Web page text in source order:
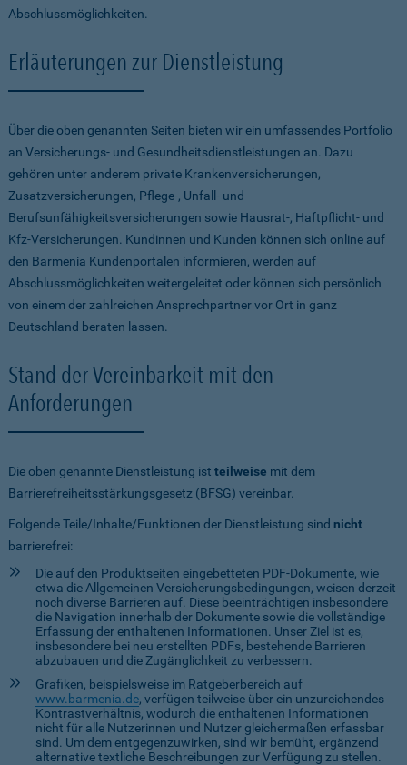
Abschlussmöglichkeiten.
Erläuterungen zur Dienstleistung
Über die oben genannten Seiten bieten wir ein umfassendes Portfolio
an Versicherungs- und Gesundheitsdienstleistungen an. Dazu
gehören unter anderem private Krankenversicherungen,
Zusatzversicherungen, Pflege-, Unfall- und
Berufsunfähigkeitsversicherungen sowie Hausrat-, Haftpflicht- und
Kfz-Versicherungen. Kundinnen und Kunden können sich online auf
den Barmenia Kundenportalen informieren, werden auf
Abschlussmöglichkeiten weitergeleitet oder können sich persönlich
von einem der zahlreichen Ansprechpartner vor Ort in ganz
Deutschland beraten lassen.
Stand der Vereinbarkeit mit den
Anforderungen
Die oben genannte Dienstleistung ist teilweise mit dem
Barrierefreiheitsstärkungsgesetz (BFSG) vereinbar.
Folgende Teile/Inhalte/Funktionen der Dienstleistung sind nicht
barrierefrei:
Die auf den Produktseiten eingebetteten PDF-Dokumente, wie
etwa die Allgemeinen Versicherungsbedingungen, weisen derzeit
noch diverse Barrieren auf. Diese beeinträchtigen insbesondere
die Navigation innerhalb der Dokumente sowie die vollständige
Erfassung der enthaltenen Informationen. Unser Ziel ist es,
insbesondere bei neu erstellten PDFs, bestehende Barrieren
abzubauen und die Zugänglichkeit zu verbessern.
Grafiken, beispielsweise im Ratgeberbereich auf
www.barmenia.de, verfügen teilweise über ein unzureichendes
Kontrastverhältnis, wodurch die enthaltenen Informationen
nicht für alle Nutzerinnen und Nutzer gleichermaßen erfassbar
sind. Um dem entgegenzuwirken, sind wir bemüht, ergänzend
alternative textliche Beschreibungen zur Verfügung zu stellen.